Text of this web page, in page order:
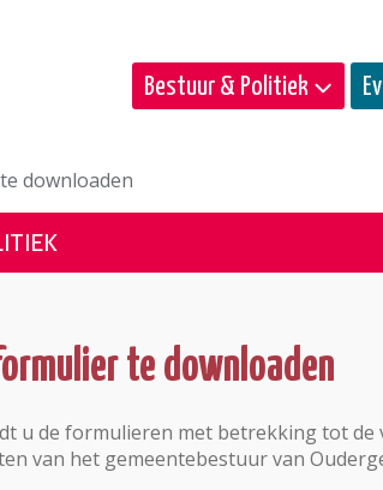
Bestuur & Politiek
downloaden
te downloaden
u de formulieren met betrekking tot de
van het gemeentebestuur van